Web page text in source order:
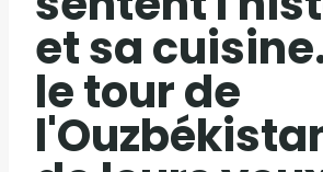
et sa
le tour de